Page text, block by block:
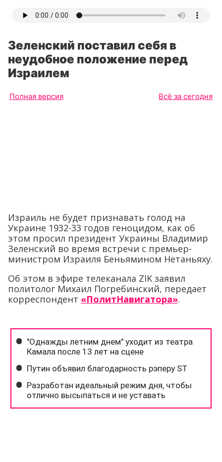
Зеленский поставил себя в
неудобное положение перед
Израилем
Полная версия Всё за сегодня
Израиль не будет признавать голод на
Украине 1932-33 годов геноцидом, как об
этом просил президент Украины Владимир
Зеленский во время встречи с премьер-
министром Израиля Беньямином Нетаньяху.
Об этом в эфире телеканала ZIK заявил
политолог Михаил Погребинский, передает
корреспондент «ПолитНавигатора».